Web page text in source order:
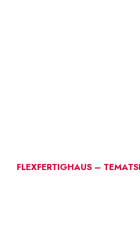
FLEXFERTIGHAUS –